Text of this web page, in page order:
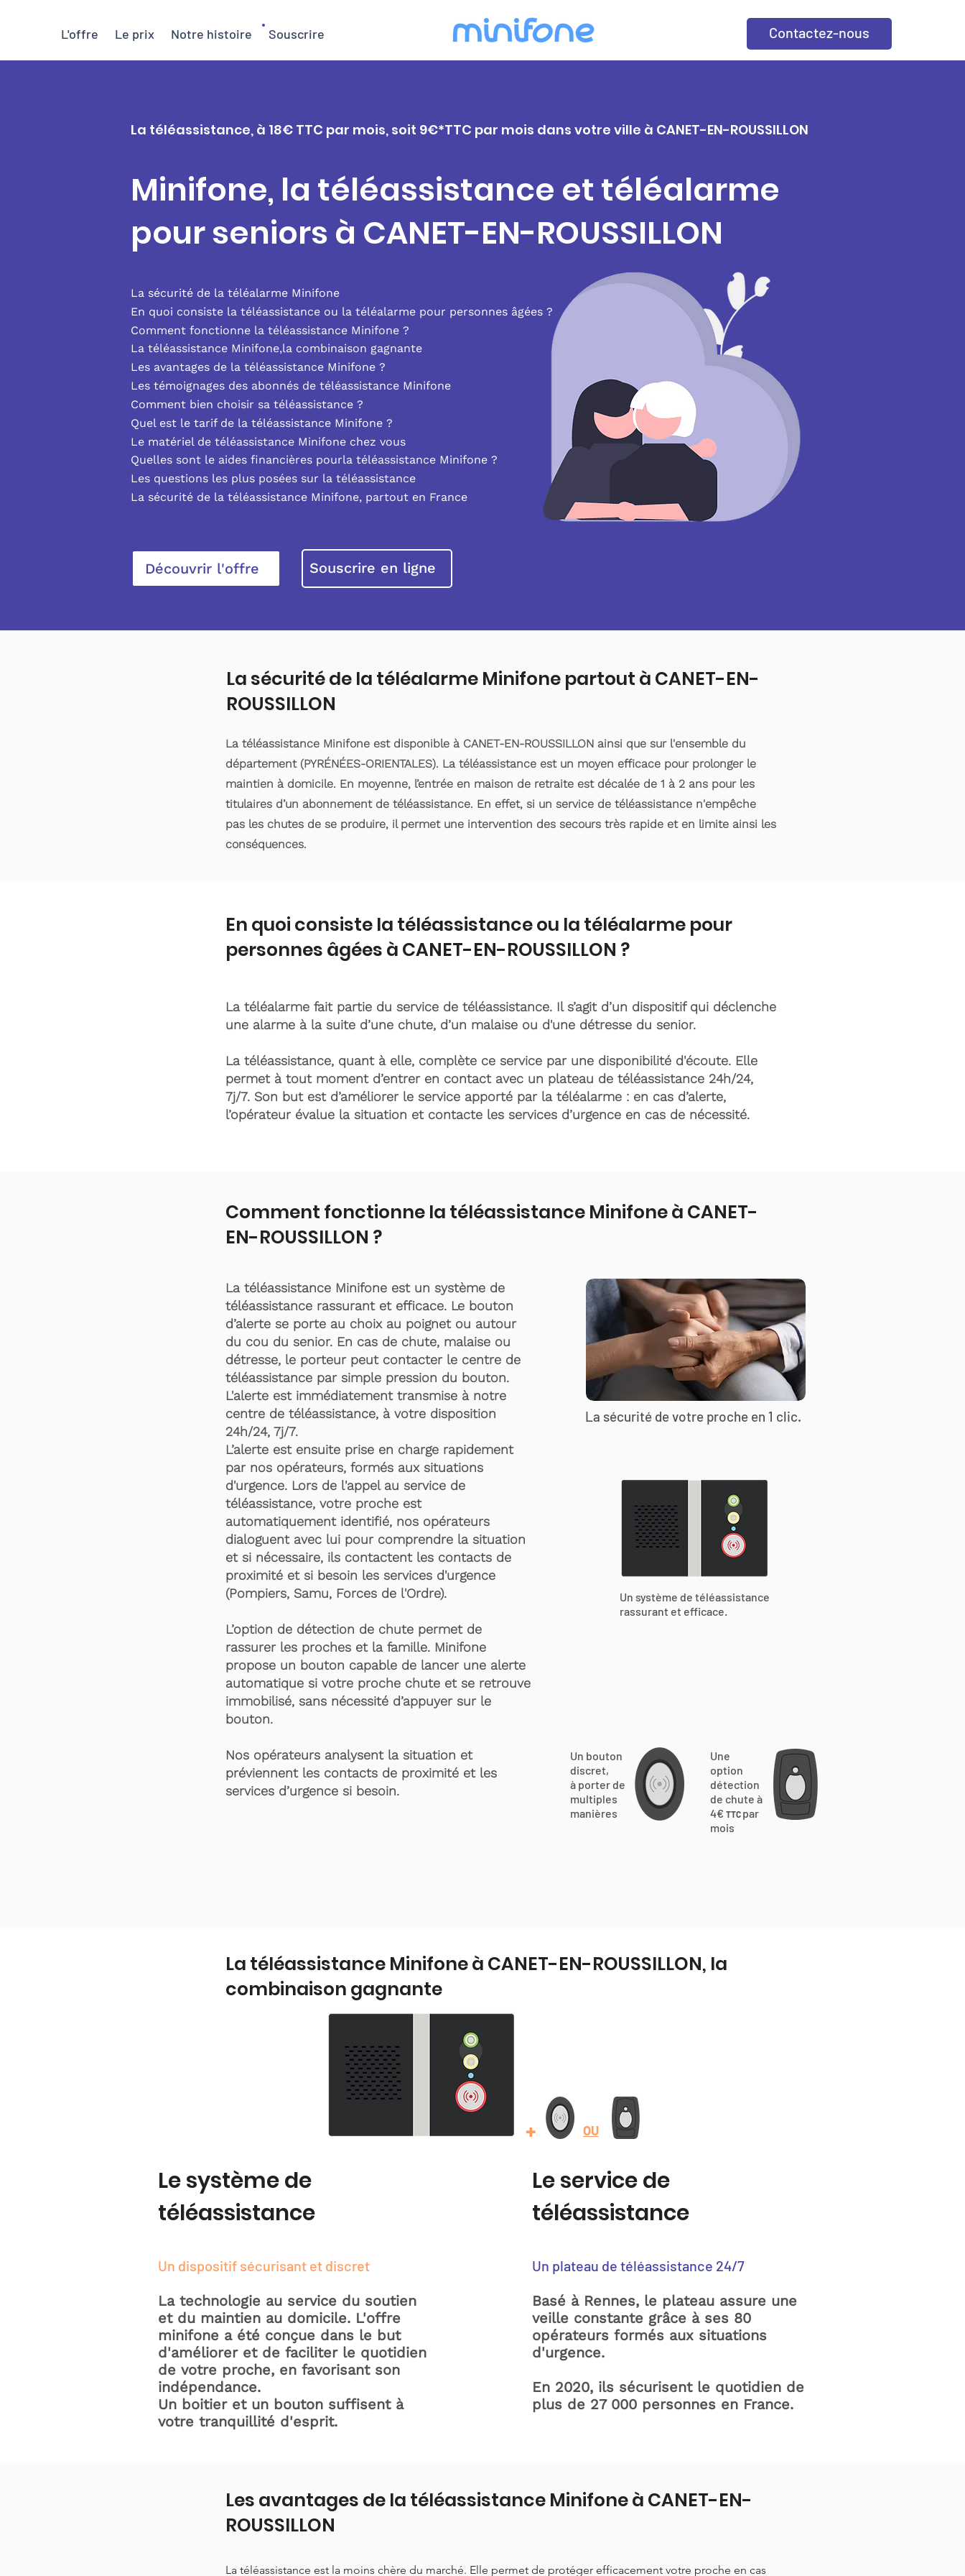
L'offre Le prix Notre histoire Souscrire Contactez-nous
La téléassistance, à 18€ TTC par mois, soit 9€*TTC par mois dans votre ville à CANET-EN-ROUSSILLON
Minifone, la téléassistance et téléalarme
pour seniors à CANET-EN-ROUSSILLON
La sécurité de la téléalarme Minifone
En quoi consiste la téléassistance ou la téléalarme pour personnes âgées ?
Comment fonctionne la téléassistance Minifone ?
La téléassistance Minifone,la combinaison gagnante
Les avantages de la téléassistance Minifone ?
Les témoignages des abonnés de téléassistance Minifone
Comment bien choisir sa téléassistance ?
Quel est le tarif de la téléassistance Minifone ?
Le matériel de téléassistance Minifone chez vous
Quelles sont le aides financières pourla téléassistance Minifone ?
Les questions les plus posées sur la téléassistance
La sécurité de la téléassistance Minifone, partout en France
Découvrir l'offre Souscrire en ligne
La sécurité de la téléalarme Minifone partout à CANET-EN-
ROUSSILLON
La téléassistance Minifone est disponible à CANET-EN-ROUSSILLON ainsi que sur l'ensemble du
département (PYRÉNÉES-ORIENTALES). La téléassistance est un moyen efficace pour prolonger le
maintien à domicile. En moyenne, l’entrée en maison de retraite est décalée de 1 à 2 ans pour les
titulaires d’un abonnement de téléassistance. En effet, si un service de téléassistance n'empêche
pas les chutes de se produire, il permet une intervention des secours très rapide et en limite ainsi les
conséquences.
En quoi consiste la téléassistance ou la téléalarme pour
personnes âgées à CANET-EN-ROUSSILLON ?
La téléalarme fait partie du service de téléassistance. Il s’agit d’un dispositif qui déclenche
une alarme à la suite d’une chute, d’un malaise ou d'une détresse du senior.
La téléassistance, quant à elle, complète ce service par une disponibilité d'écoute. Elle
permet à tout moment d’entrer en contact avec un plateau de téléassistance 24h/24,
7j/7. Son but est d’améliorer le service apporté par la téléalarme : en cas d’alerte,
l’opérateur évalue la situation et contacte les services d’urgence en cas de nécessité.
Comment fonctionne la téléassistance Minifone à CANET-
EN-ROUSSILLON ?
La téléassistance Minifone est un système de
téléassistance rassurant et efficace. Le bouton
d’alerte se porte au choix au poignet ou autour
du cou du senior. En cas de chute, malaise ou
détresse, le porteur peut contacter le centre de
téléassistance par simple pression du bouton.
L'alerte est immédiatement transmise à notre
centre de téléassistance, à votre disposition
24h/24, 7j/7.
L’alerte est ensuite prise en charge rapidement
par nos opérateurs, formés aux situations
d'urgence. Lors de l'appel au service de
téléassistance, votre proche est
automatiquement identifié, nos opérateurs
dialoguent avec lui pour comprendre la situation
et si nécessaire, ils contactent les contacts de
proximité et si besoin les services d'urgence
(Pompiers, Samu, Forces de l'Ordre).
L’option de détection de chute permet de
rassurer les proches et la famille. Minifone
propose un bouton capable de lancer une alerte
automatique si votre proche chute et se retrouve
immobilisé, sans nécessité d’appuyer sur le
bouton.
Nos opérateurs analysent la situation et
préviennent les contacts de proximité et les
services d’urgence si besoin.
La sécurité de votre proche en 1 clic.
Un système de téléassistance
rassurant et efficace.
Un bouton
discret,
à porter de
multiples
manières
Une
option
détection
de chute à
4€ TTC par
mois
La téléassistance Minifone à CANET-EN-ROUSSILLON, la
combinaison gagnante
Le système de
téléassistance
Un dispositif sécurisant et discret
La technologie au service du soutien
et du maintien au domicile. L'offre
minifone a été conçue dans le but
d'améliorer et de faciliter le quotidien
de votre proche, en favorisant son
indépendance.
Un boitier et un bouton suffisent à
votre tranquillité d'esprit.
+ OU
Le service de
téléassistance
Un plateau de téléassistance 24/7
Basé à Rennes, le plateau assure une
veille constante grâce à ses 80
opérateurs formés aux situations
d'urgence.
En 2020, ils sécurisent le quotidien de
plus de 27 000 personnes en France.
Les avantages de la téléassistance Minifone à CANET-EN-
ROUSSILLON
La téléassistance est la moins chère du marché. Elle permet de protéger efficacement votre proche en cas